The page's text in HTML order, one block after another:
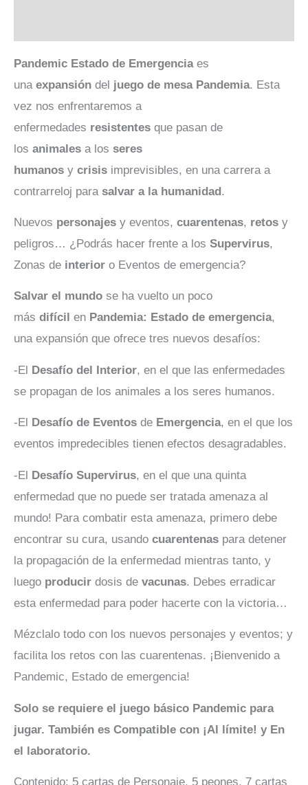
Pandemic Estado de Emergenciaes
una expansión del juego de mesa Pandemia. Esta
vez nos enfrentaremos a
enfermedades resistentes que pasan de
los animales a los seres
humanos y crisis imprevisibles, en una carrera a
contrarreloj para salvar a la humanidad.
Nuevos personajes y eventos, cuarentenas, retos y
peligros… ¿Podrás hacer frente a los Supervirus,
Zonas de interior o Eventos de emergencia?
Salvar el mundo se ha vuelto un poco
más difícil en Pandemia: Estado de emergencia,
una expansión que ofrece tres nuevos desafíos:
-El Desafío del Interior, en el que las enfermedades
se propagan de los animales a los seres humanos.
-El Desafío de Eventos de Emergencia, en el que los
eventos impredecibles tienen efectos desagradables.
-El Desafío Supervirus, en el que una quinta
enfermedad que no puede ser tratada amenaza al
mundo! Para combatir esta amenaza, primero debe
encontrar su cura, usando cuarentenas para detener
la propagación de la enfermedad mientras tanto, y
luego producir dosis de vacunas. Debes erradicar
esta enfermedad para poder hacerte con la victoria…
Mézclalo todo con los nuevos personajes y eventos; y
facilita los retos con las cuarentenas. ¡Bienvenido a
Pandemic, Estado de emergencia!
Solo se requiere el juego básico Pandemic para
jugar. También es Compatible con ¡Al límite! y En
el laboratorio.
Contenido: 5 cartas de Personaje, 5 peones, 7 cartas